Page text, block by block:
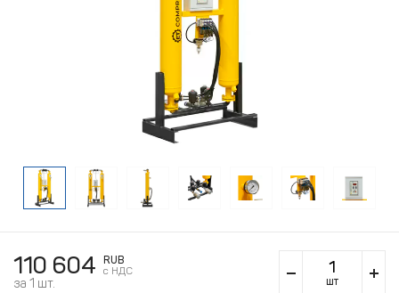
110 604
RUB
c НДС
за 1 шт. шт